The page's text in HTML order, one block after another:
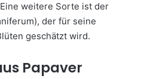
weitere Sorte ist der
der für seine
geschätzt wird.
Papaver